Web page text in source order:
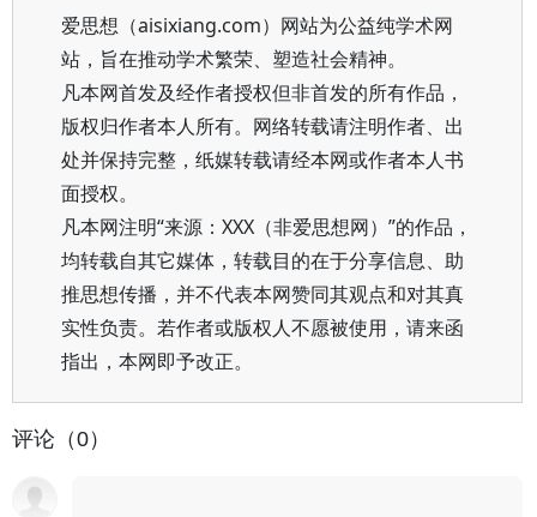
爱思想（aisixiang.com）网站为公益纯学术网
站，旨在推动学术繁荣、塑造社会精神。
凡本网首发及经作者授权但非首发的所有作品，
版权归作者本人所有。网络转载请注明作者、出
处并保持完整，纸媒转载请经本网或作者本人书
面授权。
凡本网注明“来源：XXX（非爱思想网）”的作品，
均转载自其它媒体，转载目的在于分享信息、助
推思想传播，并不代表本网赞同其观点和对其真
实性负责。若作者或版权人不愿被使用，请来函
指出，本网即予改正。
评论（0）